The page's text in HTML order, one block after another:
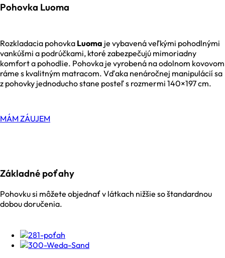
Pohovka Luoma
Rozkladacia pohovka Luoma je vybavená veľkými pohodlnými
vankúšmi a podrúčkami, ktoré zabezpečujú mimoriadny
komfort a pohodlie. Pohovka je vyrobená na odolnom kovovom
ráme s kvalitným matracom. Vďaka nenáročnej manipulácií sa
z pohovky jednoducho stane posteľ s rozmermi 140×197 cm.
MÁM ZÁUJEM
Základné poťahy
Pohovku si môžete objednať v látkach nižšie so štandardnou
dobou doručenia.